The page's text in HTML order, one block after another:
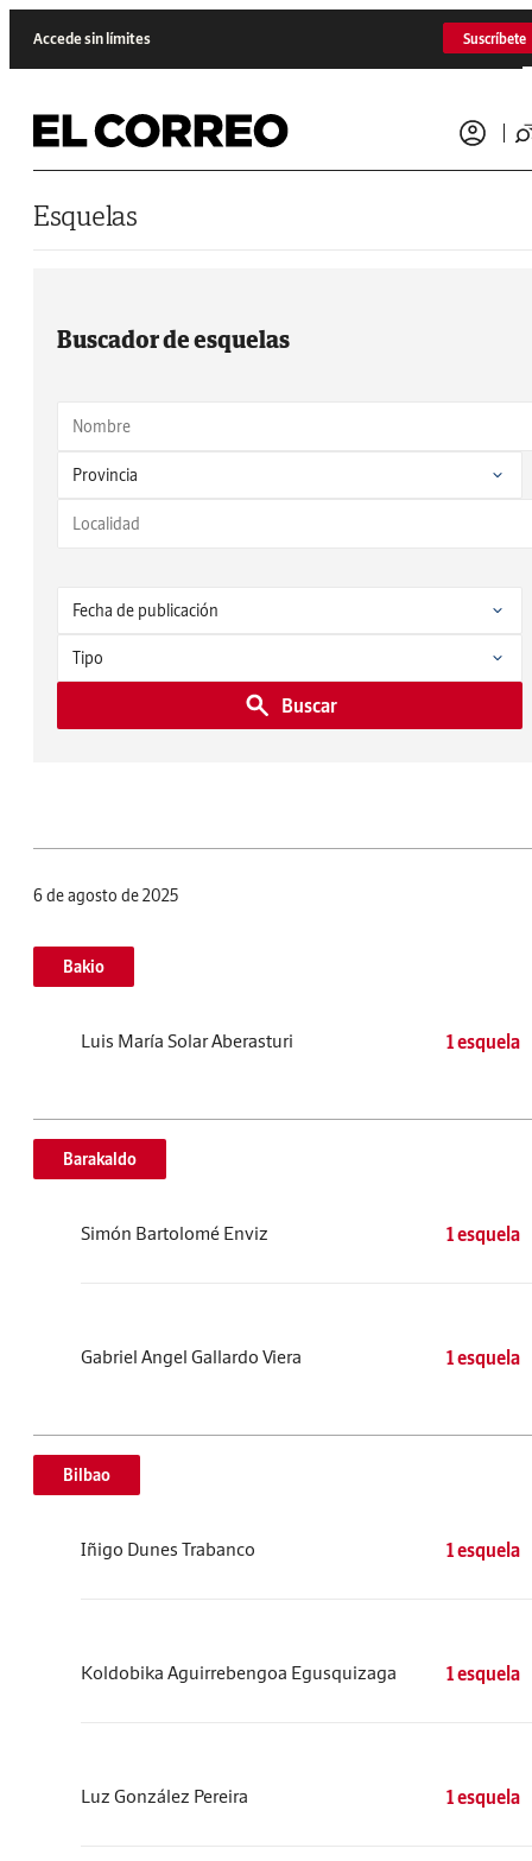
Accede sin límites Suscríbete
Esquelas
Buscador de esquelas
Buscar
6 de agosto de 2025
Bakio
Luis María Solar Aberasturi 1 esquela
Barakaldo
Simón Bartolomé Enviz 1 esquela
Gabriel Angel Gallardo Viera 1 esquela
Bilbao
Iñigo Dunes Trabanco 1 esquela
Koldobika Aguirrebengoa Egusquizaga 1 esquela
Luz González Pereira 1 esquela